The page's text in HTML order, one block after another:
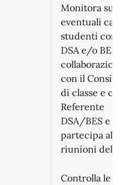
Monitora su
eventuali casi
studenti con
DSA e/o BES,
collaborazione
con il Consiglio
di classe e con
Referente
DSA/BES e
partecipa alle
riunioni del
Controlla le